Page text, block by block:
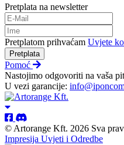
Pretplata na newsletter
Pretplatom prihvaćam Uvjete
Pretplata
Pomoć
Nastojimo odgovoriti na vaša
U vezi garancije:
© Artorange Kft. 2026 Sva
Impresija Uvjeti i Odredbe